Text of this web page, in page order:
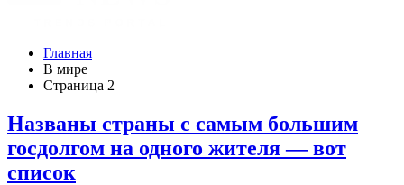
Главная
В мире
Страница 2
Названы страны с самым большим
госдолгом на одного жителя — вот
список